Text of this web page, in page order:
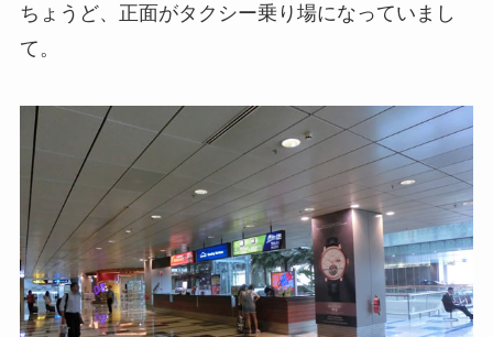
ちょうど、正面がタクシー乗り場になっていまし
て。